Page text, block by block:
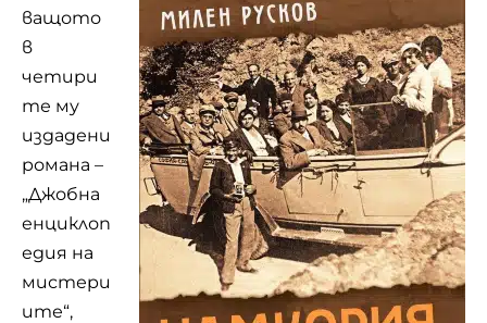
ващото
в
четири
те му
издадени
романа –
„Джобна
енциклоп
едия на
мистери
ите“,